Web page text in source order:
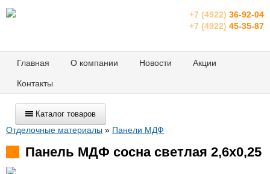
+7 (4922) 36-92-04
+7 (4922) 45-35-87
Главная О компании Новости Акции
Контакты
Каталог товаров
Отделочные материалы » Панели МДФ
Панель МДФ сосна светлая 2,6х0,25